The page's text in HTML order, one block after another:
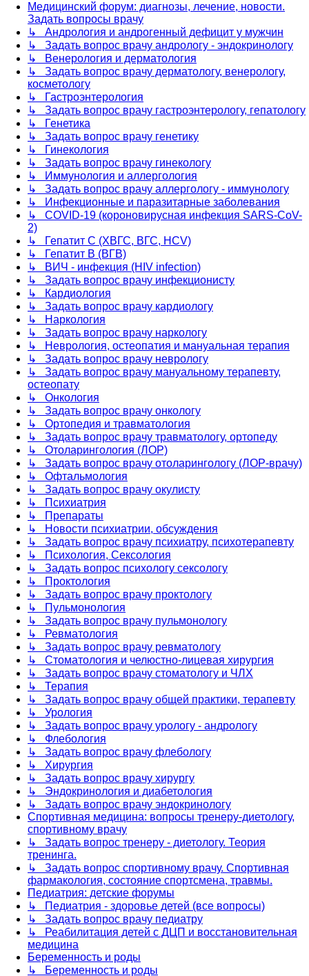
Медицинский форум: диагнозы, лечение, новости.
Задать вопросы врачу
↳ Андрология и андрогенный дефицит у мужчин
↳ Задать вопрос врачу андрологу - эндокринологу
↳ Венерология и дерматология
↳ Задать вопрос врачу дерматологу, венерологу,
косметологу
↳ Гастроэнтерология
↳ Задать вопрос врачу гастроэнтерологу, гепатологу
↳ Генетика
↳ Задать вопрос врачу генетику
↳ Гинекология
↳ Задать вопрос врачу гинекологу
↳ Иммунология и аллергология
↳ Задать вопрос врачу аллергологу - иммунологу
↳ Инфекционные и паразитарные заболевания
↳ COVID-19 (короновирусная инфекция SARS-CoV-
2)
↳ Гепатит C (ХВГС, ВГС, HCV)
↳ Гепатит B (ВГВ)
↳ ВИЧ - инфекция (HIV infection)
↳ Задать вопрос врачу инфекционисту
↳ Кардиология
↳ Задать вопрос врачу кардиологу
↳ Наркология
↳ Задать вопрос врачу наркологу
↳ Неврология, остеопатия и мануальная терапия
↳ Задать вопрос врачу неврологу
↳ Задать вопрос врачу мануальному терапевту,
остеопату
↳ Онкология
↳ Задать вопрос врачу онкологу
↳ Ортопедия и травматология
↳ Задать вопрос врачу травматологу, ортопеду
↳ Отоларингология (ЛОР)
↳ Задать вопрос врачу отоларингологу (ЛОР-врачу)
↳ Офтальмология
↳ Задать вопрос врачу окулисту
↳ Психиатрия
↳ Препараты
↳ Новости психиатрии, обсуждения
↳ Задать вопрос врачу психиатру, психотерапевту
↳ Психология, Сексология
↳ Задать вопрос психологу сексологу
↳ Проктология
↳ Задать вопрос врачу проктологу
↳ Пульмонология
↳ Задать вопрос врачу пульмонологу
↳ Ревматология
↳ Задать вопрос врачу ревматологу
↳ Стоматология и челюстно-лицевая хирургия
↳ Задать вопрос врачу стоматологу и ЧЛХ
↳ Терапия
↳ Задать вопрос врачу общей практики, терапевту
↳ Урология
↳ Задать вопрос врачу урологу - андрологу
↳ Флебология
↳ Задать вопрос врачу флебологу
↳ Хирургия
↳ Задать вопрос врачу хирургу
↳ Эндокринология и диабетология
↳ Задать вопрос врачу эндокринологу
Спортивная медицина: вопросы тренеру-диетологу,
спортивному врачу
↳ Задать вопрос тренеру - диетологу. Теория
тренинга.
↳ Задать вопрос спортивному врачу. Спортивная
фармакология, состояние спортсмена, травмы.
Педиатрия: детские форумы
↳ Педиатрия - здоровье детей (все вопросы)
↳ Задать вопрос врачу педиатру
↳ Реабилитация детей с ДЦП и восстановительная
медицина
Беременность и роды
↳ Беременность и роды